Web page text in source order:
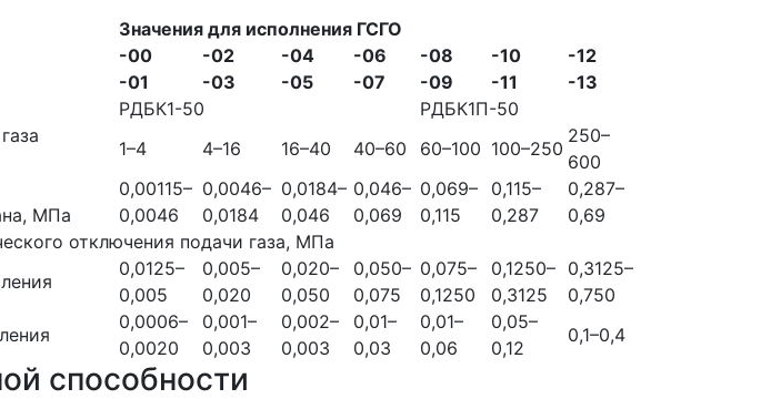
Значения для исполнения ГСГО
-00
-02 -04 -06 -08 -10
-12
-01
-03 -05 -07 -09 -11
-13
РДБК1-50
РДБК1П-50
1–4 4–16 16–40 40–60 60–100 100–250
250–
600
МПа
0,00115–
0,0046
0,0046–
0,0184
0,0184–
0,046
0,046–
0,069
0,069–
0,115
0,115–
0,287
0,287–
0,69
отключения подачи газа, МПа
0,0125–
0,005
0,005–
0,020
0,020–
0,050
0,050–
0,075
0,075–
0,1250
0,1250–
0,3125
0,3125–
0,750
0,0006–
0,0020
0,001–
0,003
0,002–
0,003
0,01–
0,03
0,01–
0,06
0,05–
0,12
0,1–0,4
способности